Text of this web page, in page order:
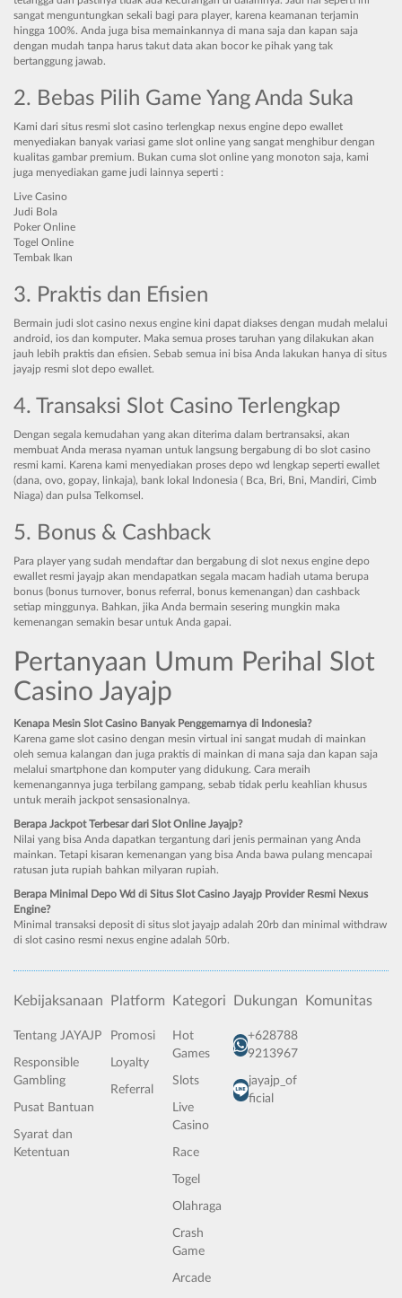
sangat menguntungkan sekali bagi para player, karena keamanan terjamin
hingga 100%. Anda juga bisa memainkannya di mana saja dan kapan saja
dengan mudah tanpa harus takut data akan bocor ke pihak yang tak
bertanggung jawab.
2. Bebas Pilih Game Yang Anda Suka
Kami dari situs resmi slot casino terlengkap nexus engine depo ewallet
menyediakan banyak variasi game slot online yang sangat menghibur dengan
kualitas gambar premium. Bukan cuma slot online yang monoton saja, kami
juga menyediakan game judi lainnya seperti :
Live Casino
Judi Bola
Poker Online
Togel Online
Tembak Ikan
3. Praktis dan Efisien
Bermain judi slot casino nexus engine kini dapat diakses dengan mudah melalui
android, ios dan komputer. Maka semua proses taruhan yang dilakukan akan
jauh lebih praktis dan efisien. Sebab semua ini bisa Anda lakukan hanya di situs
jayajp resmi slot depo ewallet.
4. Transaksi Slot Casino Terlengkap
Dengan segala kemudahan yang akan diterima dalam bertransaksi, akan
membuat Anda merasa nyaman untuk langsung bergabung di bo slot casino
resmi kami. Karena kami menyediakan proses depo wd lengkap seperti ewallet
(dana, ovo, gopay, linkaja), bank lokal Indonesia ( Bca, Bri, Bni, Mandiri, Cimb
Niaga) dan pulsa Telkomsel.
5. Bonus & Cashback
Para player yang sudah mendaftar dan bergabung di slot nexus engine depo
ewallet resmi jayajp akan mendapatkan segala macam hadiah utama berupa
bonus (bonus turnover, bonus referral, bonus kemenangan) dan cashback
setiap minggunya. Bahkan, jika Anda bermain sesering mungkin maka
kemenangan semakin besar untuk Anda gapai.
Pertanyaan Umum Perihal Slot
Casino Jayajp
Kenapa Mesin Slot Casino Banyak Penggemarnya di Indonesia?
Karena game slot casino dengan mesin virtual ini sangat mudah di mainkan
oleh semua kalangan dan juga praktis di mainkan di mana saja dan kapan saja
melalui smartphone dan komputer yang didukung. Cara meraih
kemenangannya juga terbilang gampang, sebab tidak perlu keahlian khusus
untuk meraih jackpot sensasionalnya.
Berapa Jackpot Terbesar dari Slot Online Jayajp?
Nilai yang bisa Anda dapatkan tergantung dari jenis permainan yang Anda
mainkan. Tetapi kisaran kemenangan yang bisa Anda bawa pulang mencapai
ratusan juta rupiah bahkan milyaran rupiah.
Berapa Minimal Depo Wd di Situs Slot Casino Jayajp Provider Resmi Nexus
Engine?
Minimal transaksi deposit di situs slot jayajp adalah 20rb dan minimal withdraw
di slot casino resmi nexus engine adalah 50rb.
Kebijaksanaan
Tentang JAYAJP
Responsible
Gambling
Pusat Bantuan
Syarat dan
Ketentuan
Platform
Promosi
Loyalty
Referral
Kategori
Hot
Games
Slots
Live
Casino
Race
Togel
Olahraga
Crash
Game
Arcade
Dukungan
+628788
9213967
jayajp_of
ficial
Komunitas